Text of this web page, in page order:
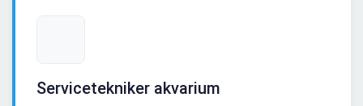
Servicetekniker akvarium